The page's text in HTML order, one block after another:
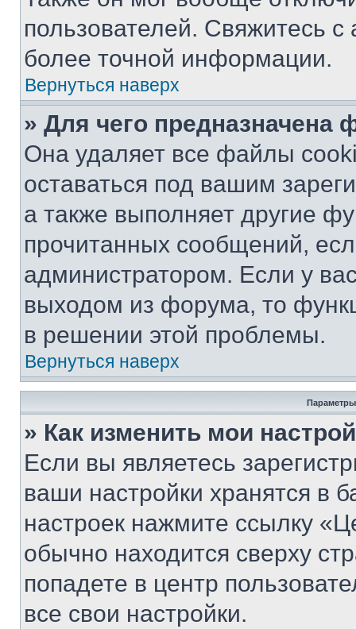
пользователей. Свяжитесь
более точной информации.
Вернуться наверх
» Для чего предназначена
Она удаляет все файлы
оставаться под вашим
а также выполняет другие
прочитанных сообщений,
администратором. Если у
выходом из форума, то
в решении этой проблемы.
Вернуться наверх
Параметры
» Как изменить мои
Если вы являетесь
ваши настройки хранятся в
настроек нажмите ссылку
обычно находится сверху
попадете в центр
все свои настройки.